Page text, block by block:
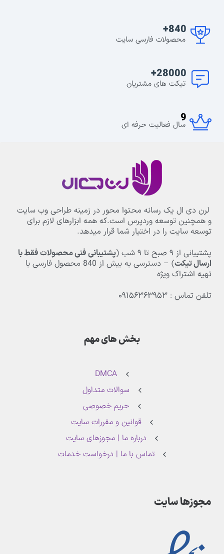
840+
محصولات فارسی سایت
28000+
تیکت های مشتریان
9
سال فعالیت حرفه ای
لرن دی ال یک رسانه محتوا محور در زمینه طراحی وب سایت
و همچنین توسعه وردپرس است.که همه ابزارهای لازم برای
توسعه سایت را در اختیار شما قرار میدهد.
پشتیبانی از ۹ صبح تا ۹ شب (پشتیبانی فنی محصولات فقط با
ارسال تیکت) – دسترسی به بیش از 840 محصول فارسی با
تهیه اشتراک ویژه
تلفن تماس : ۰۹۱۵۶۳۶۳۹۵۳
بخش های مهم
DMCA
سوالات متداول
حریم خصوصی
قوانین و مقررات سایت
درباره ما | مجوزهای سایت
تماس با ما | درخواست خدمات
مجوزها سایت